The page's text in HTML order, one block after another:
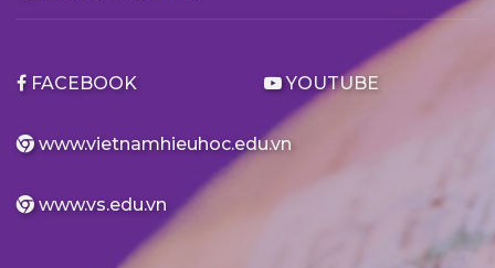
FACEBOOK YOUTUBE
www.vietnamhieuhoc.edu.vn
www.vs.edu.vn